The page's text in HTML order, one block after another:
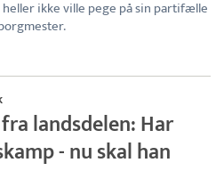
ikke ville pege på sin partifælle
landsdelen: Har
- nu skal han